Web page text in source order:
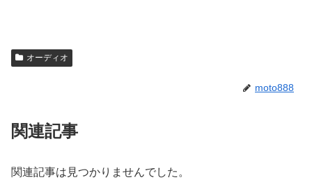
オーディオ
moto888
関連記事
関連記事は見つかりませんでした。